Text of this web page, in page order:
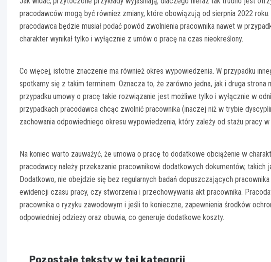
pracodawców mogą być również zmiany, które obowiązują od sierpnia 2022
pracodawca będzie musiał podać powód zwolnienia pracownika nawet w
charakter wynikał tylko i wyłącznie z umów o pracę na czas nieokreślony.
Co więcej, istotne znaczenie ma również okres wypowiedzenia. W przypadku
spotkamy się z takim terminem. Oznacza to, że zarówno jedna, jak i druga strona
przypadku umowy o pracę takie rozwiązanie jest możliwe tylko i wyłącznie w
przypadkach pracodawca chcąc zwolnić pracownika (inaczej niż w trybie
zachowania odpowiedniego okresu wypowiedzenia, który zależy od stażu pracy
Na koniec warto zauważyć, że umowa o pracę to dodatkowe obciążenie w
pracodawcy należy przekazanie pracownikowi dodatkowych dokumentów, takich
Dodatkowo, nie obejdzie się bez regularnych badań dopuszczających
ewidencji czasu pracy, czy stworzenia i przechowywania akt pracownika.
pracownika o ryzyku zawodowym i jeśli to konieczne, zapewnienia środków
odpowiedniej odzieży oraz obuwia, co generuje dodatkowe koszty.